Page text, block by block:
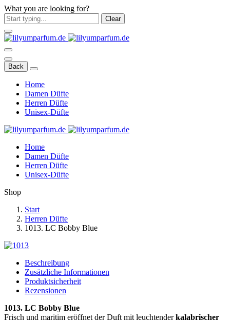
What you are looking for?
Clear
Back
Home
Damen Düfte
Herren Düfte
Unisex-Düfte
Home
Damen Düfte
Herren Düfte
Unisex-Düfte
Shop
Start
Herren Düfte
1013. LC Bobby Blue
Beschreibung
Zusätzliche Informationen
Produktsicherheit
Rezensionen
1013. LC Bobby Blue
Frisch und maritim eröffnet der Duft mit leuchtenderkalabrischer